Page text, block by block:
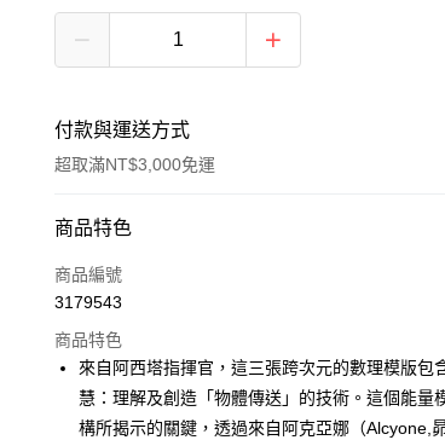
付款與運送方式
超取滿NT$3,000免運
付款方式
信用卡一次付款
LINE Pay
Apple Pay
商品特色
商品編號
3179543
商品特色
來自阿西塔指揮官，這三張跨次元的數理模版包
慧：理解及創造「物體傳送」的技術。這個能量
構所揭示的關鍵，透過來自阿克亞娜（Alcyone,